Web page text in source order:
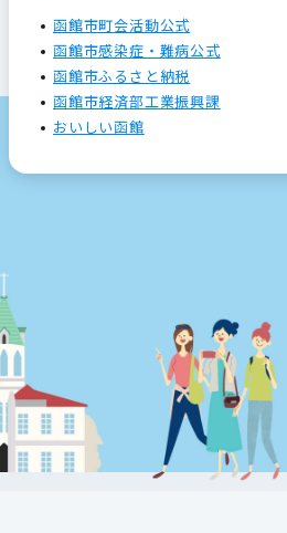
函館市町会活動公式
函館市感染症・難病公式
函館市ふるさと納税
函館市経済部工業振興課
おいしい函館